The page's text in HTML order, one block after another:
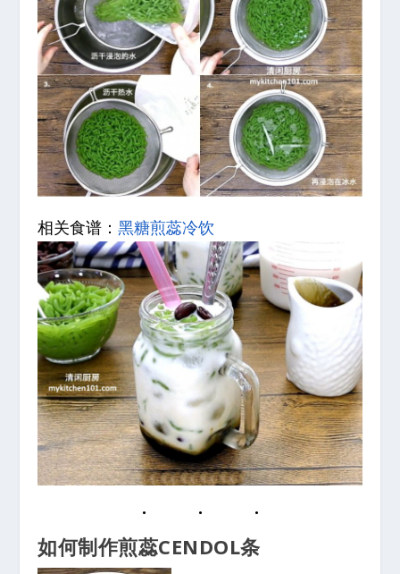
相关食谱：黑糖煎蕊冷饮
如何制作煎蕊CENDOL条